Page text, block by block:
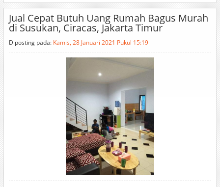
Jual Cepat Butuh Uang Rumah Bagus Murah
di Susukan, Ciracas, Jakarta Timur
Diposting pada: Kamis, 28 Januari 2021 Pukul 15:19